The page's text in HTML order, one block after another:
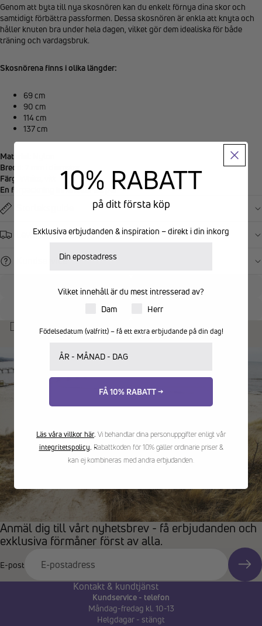
Genom att byta till nya skosnören kan du enkelt förnya dina skor och
samtidigt förbättra passformen. Dessa skosnören är enkla att knyta och
håller knuten bra under hela dagen, vilket gör dem idealiska för både
träning och vardagsbruk.
Skosnörena finns i olika längder:
69 cm
90 cm
114 cm
137 cm
Material
Bredd
Färg
En förpackning innehåller ett par
Leverans & retur
Kundservice
Fri frakt från 599kr Hemleverans 89kr
Personlig kundtjänst
Du kanske också gillar:
Anmäl dig till vårt nyhetsbrev - få erbjudanden och
exklusiva förmåner först av alla.
E-post
Kontakt & kundtjänst
Kundservice - telefon
Måndag-fredag kl. 10-13
Helgdagar - stängt
10% RABATT
på ditt första köp
Exklusiva erbjudanden & inspiration – direkt i din inkorg
Vilket innehåll är du mest intresserad av?
Produkter för dam eller herr
Dam Herr
Födelsedatum (valfritt) – få ett extra erbjudande på din dag!
FÅ 10% RABATT →
Läs våra villkor här. Vi behandlar dina personuppgifter enligt vår
integritetspolicy. Rabattkoden för 10% gäller ordinarie priser &
kan ej kombineras med andra erbjudanden.